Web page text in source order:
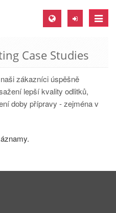
Toggle
Case Studies
zákazníci úspěšně
lepší kvality odlitků,
doby přípravy - zejména v